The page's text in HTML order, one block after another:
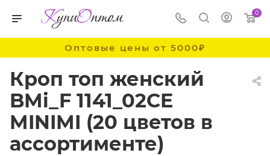
0
Оптовые цены от 5000₽
Кроп топ женский
BMi_F 1141_02CE
MINIMI (20 цветов в
ассортименте)